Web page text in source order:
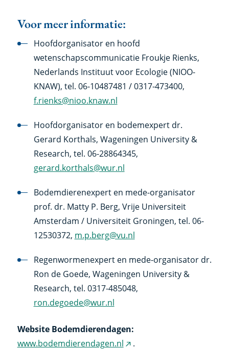
Voor meer informatie:
Hoofdorganisator en hoofd
wetenschapscommunicatie Froukje Rienks,
Nederlands Instituut voor Ecologie (NIOO-
KNAW), tel. 06-10487481 / 0317-473400,
f.rienks@nioo.knaw.nl
Hoofdorganisator en bodemexpert dr.
Gerard Korthals, Wageningen University &
Research, tel. 06-28864345,
gerard.korthals@wur.nl
Bodemdierenexpert en mede-organisator
prof. dr. Matty P. Berg, Vrije Universiteit
Amsterdam / Universiteit Groningen, tel. 06-
12530372, m.p.berg@vu.nl
Regenwormenexpert en mede-organisator dr.
Ron de Goede, Wageningen University &
Research, tel. 0317-485048,
ron.degoede@wur.nl
Website Bodemdierendagen:
www.bodemdierendagen.nl
.